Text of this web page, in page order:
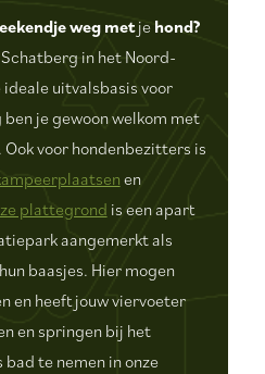
weg metje hond?
in het Noord-
uitvalsbasis voor
je gewoon welkom met
voor hondenbezitters is
en
plattegrond is een apart
aangemerkt als
baasjes. Hier mogen
en heeft jouw viervoeter
en springen bij het
te nemen in onze